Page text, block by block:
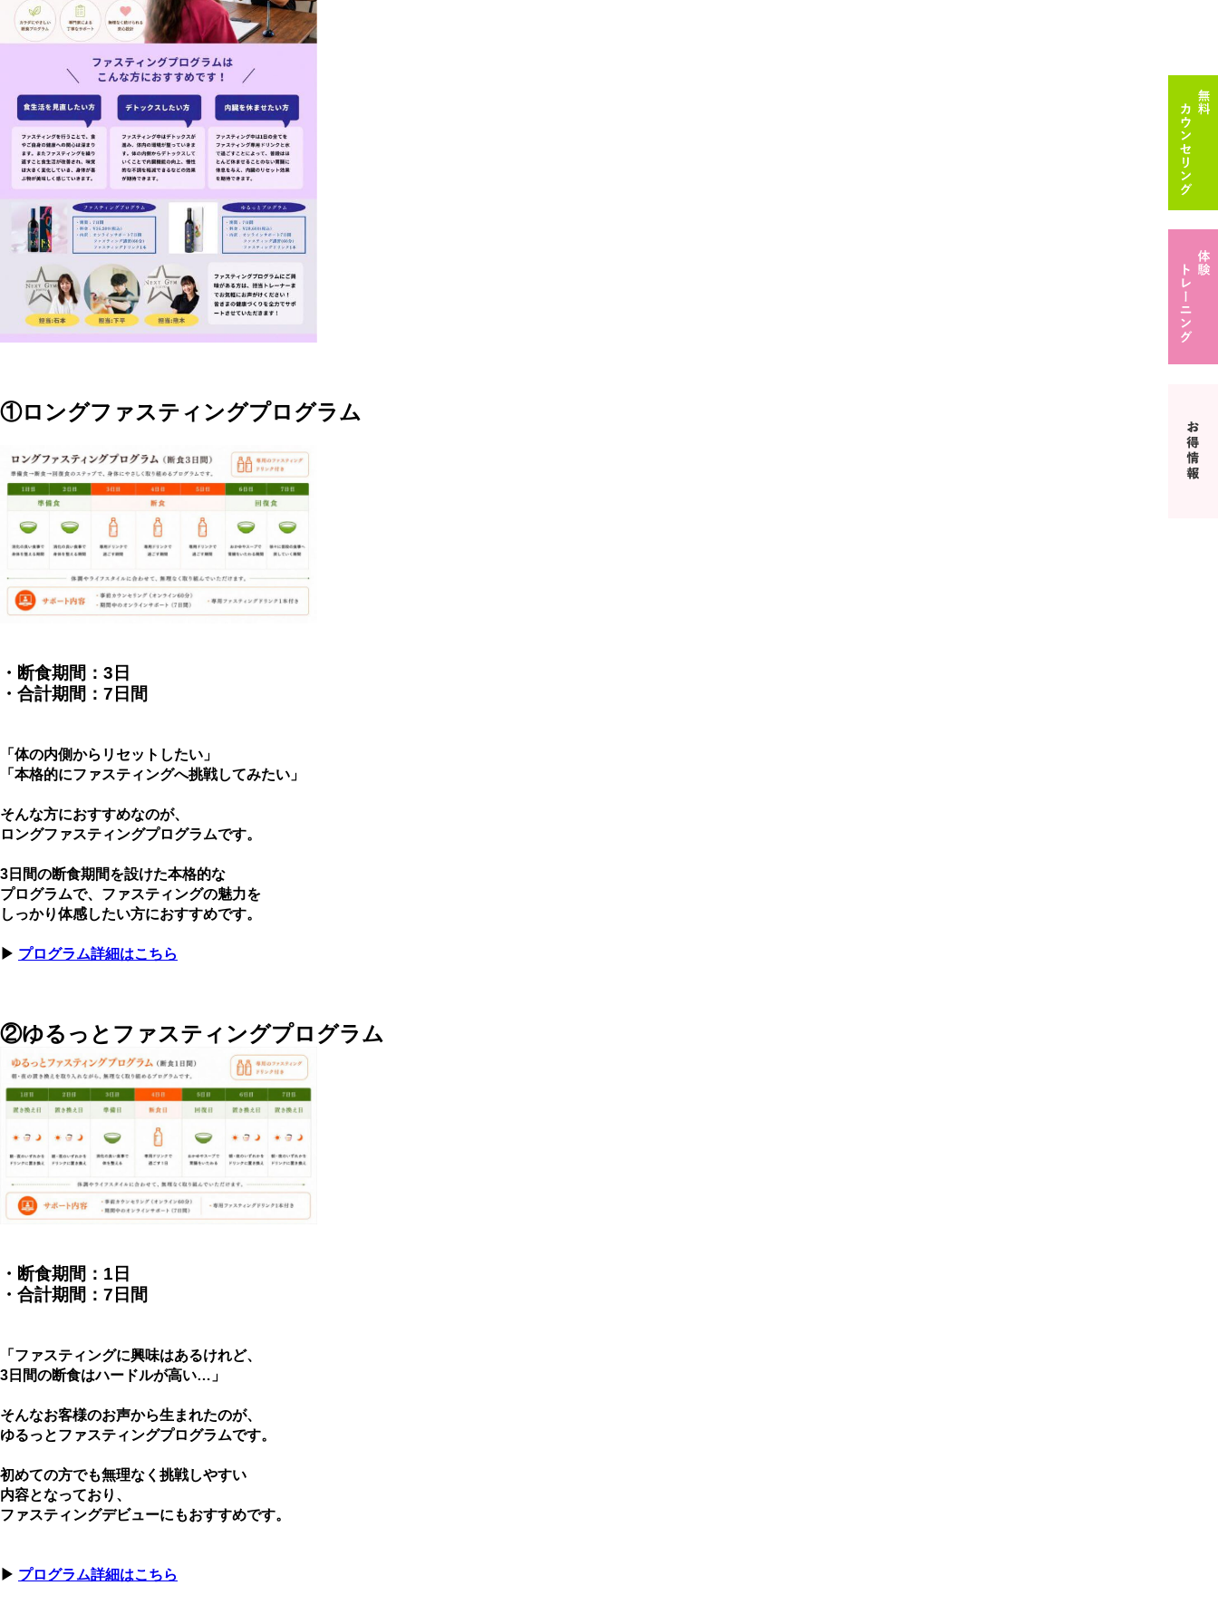
①ロングファスティングプログラム
・断食期間：3日
・合計期間：7日間
「体の内側からリセットしたい」
「本格的にファスティングへ挑戦してみたい」
そんな方におすすめなのが、
ロングファスティングプログラムです。
3日間の断食期間を設けた本格的な
プログラムで、 ファスティングの魅力を
しっかり体感したい方におすすめです。
▶ プログラム詳細はこちら
②ゆるっとファスティングプログラム
・断食期間：1日
・合計期間：7日間
「ファスティングに興味はあるけれど、
3日間の断食はハードルが高い…」
そんなお客様のお声から生まれたのが、
ゆるっとファスティングプログラムです。
初めての方でも無理なく挑戦しやすい
内容となっており、
ファスティングデビューにもおすすめです。
▶ プログラム詳細はこちら